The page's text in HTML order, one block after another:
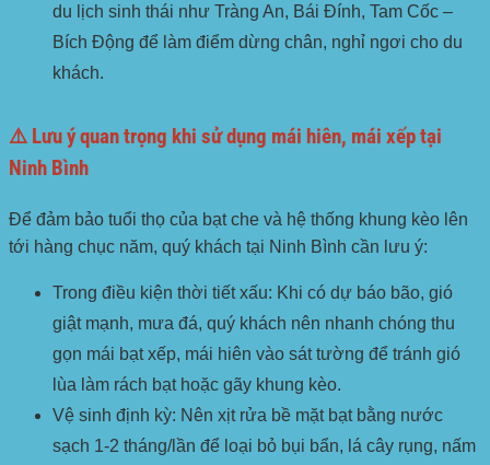
du lịch sinh thái như Tràng An, Bái Đính, Tam Cốc –
Bích Động để làm điểm dừng chân, nghỉ ngơi cho du
khách.
⚠️ Lưu ý quan trọng khi sử dụng mái hiên, mái xếp tại
Ninh Bình
Để đảm bảo tuổi thọ của bạt che và hệ thống khung kèo lên
tới hàng chục năm, quý khách tại Ninh Bình cần lưu ý:
Trong điều kiện thời tiết xấu: Khi có dự báo bão, gió
giật mạnh, mưa đá, quý khách nên nhanh chóng thu
gọn mái bạt xếp, mái hiên vào sát tường để tránh gió
lùa làm rách bạt hoặc gãy khung kèo.
Vệ sinh định kỳ: Nên xịt rửa bề mặt bạt bằng nước
sạch 1-2 tháng/lần để loại bỏ bụi bẩn, lá cây rụng, nấm